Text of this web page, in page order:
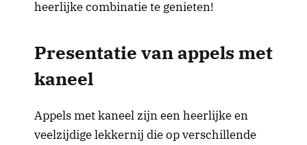
heerlijke combinatie te genieten!
Presentatie van appels met
kaneel
Appels met kaneel zijn een heerlijke en
veelzijdige lekkernij die op verschillende